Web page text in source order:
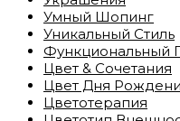
Умный Шопинг
Уникальный Стиль
Функциональный
Цвет & Сочетания
Цвет Дня
Цветотерапия